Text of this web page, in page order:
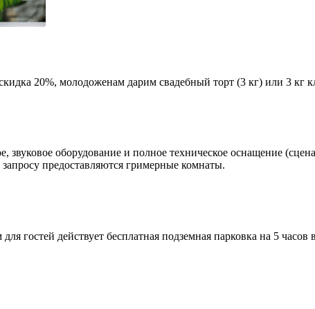
20%, молодоженам дарим свадебный торт (3 кг) или 3 кг
звуковое оборудование и полное техническое оснащение
предоставляются гримерные комнаты.
гостей действует бесплатная подземная парковка на 5